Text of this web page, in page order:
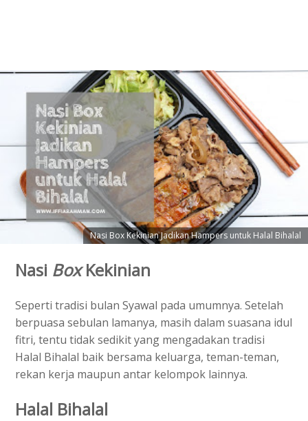
Nasi Box Kekinian Jadikan Hampers untuk Halal Bihalal
Nasi BoxKekinian
Seperti tradisi bulan Syawal pada umumnya. Setelah
berpuasa sebulan lamanya, masih dalam suasana idul
fitri, tentu tidak sedikit yang mengadakan tradisi
Halal Bihalal baik bersama keluarga, teman-teman,
rekan kerja maupun antar kelompok lainnya.
Halal Bihalal